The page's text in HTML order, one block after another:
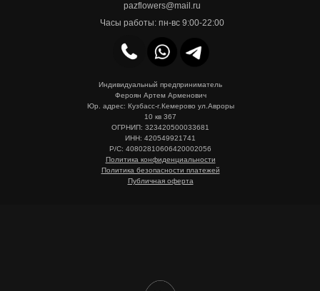
pazflowers@mail.ru
Часы работы: пн-вс 9:00-22:00
Индивидуальный предприниматель
Фероян Артем Арменович
Юр. адрес: Кузбасс-г.Кемерово ул.Авроры
10 кв 367
ОГРНИП: 323420500033681
ИНН: 420549921741
Р/С: 40802810606420002056
Политика конфиденциальности
Политика безопасности платежей
Публичная оферта